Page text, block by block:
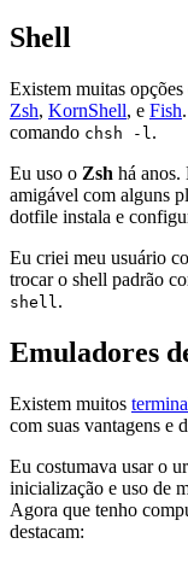
Shell
Existem muitas
Zsh, KornShell, e Fish
comando chsh -l.
Eu uso o Zsh há
amigável com alguns
dotfile instala e
Eu criei meu usuário
trocar o shell padrão
shell.
Emuladores
Existem muitos
com suas vantagens e
Eu costumava usar o
inicialização e uso de
Agora que tenho
destacam: